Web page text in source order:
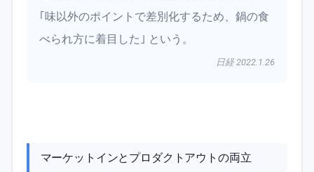
｢味以外のポイントで差別化するため、鍋の食
べられ方に着目した｣ という。
日経 2022.1.26
マーケットインとプロダクトアウトの両立